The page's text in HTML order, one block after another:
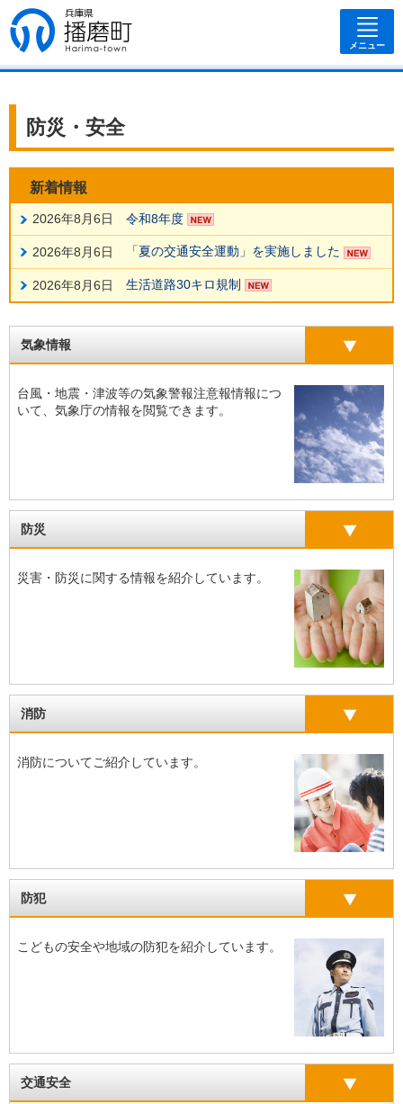
兵庫県 播磨
町
メニュー
防災・安全
新着情報
2026年8月6日 令和8年度
2026年8月6日 「夏の交通安全運動」を実施しました
2026年8月6日 生活道路30キロ規制
気象情報
台風・地震・津波等の気象警報注意報情報につ
いて、気象庁の情報を閲覧できます。
防災
災害・防災に関する情報を紹介しています。
消防
消防についてご紹介しています。
防犯
こどもの安全や地域の防犯を紹介しています。
交通安全